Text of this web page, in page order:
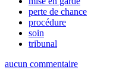
perte de chance
procédure
soin
tribunal
aucun commentaire